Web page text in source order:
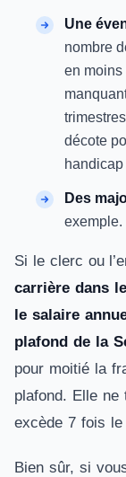
Une
nombre
en moins
décote
Des
exemple.
Si le clerc ou
carrière dans
le salaire
plafond de la
pour moitié la
plafond. Elle ne
excède 7 fois
Bien sûr, si